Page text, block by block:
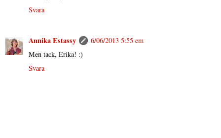
Svara
Annika Estassy
6/06/2013 5:55 em
Men tack, Erika! :)
Svara